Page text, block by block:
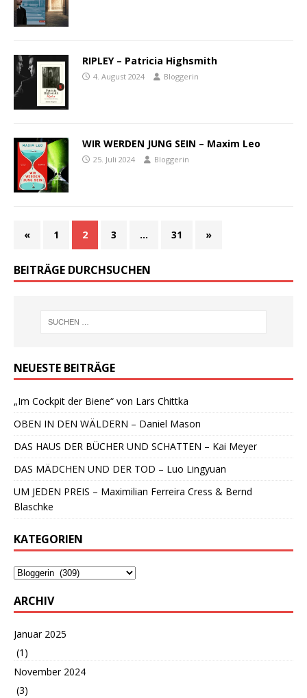
RIPLEY – Patricia Highsmith
4. August 2024 Bloggerin
WIR WERDEN JUNG SEIN – Maxim Leo
25. Juli 2024 Bloggerin
« 1 2 3 … 31 »
BEITRÄGE DURCHSUCHEN
NEUESTE BEITRÄGE
„Im Cockpit der Biene“ von Lars Chittka
OBEN IN DEN WÄLDERN – Daniel Mason
DAS HAUS DER BÜCHER UND SCHATTEN – Kai Meyer
DAS MÄDCHEN UND DER TOD – Luo Lingyuan
UM JEDEN PREIS – Maximilian Ferreira Cress & Bernd
Blaschke
KATEGORIEN
ARCHIV
Januar 2025
(1)
November 2024
(3)